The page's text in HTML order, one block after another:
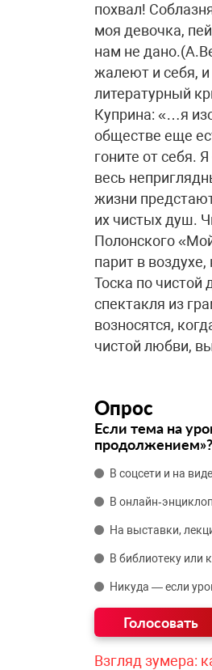
похвал!
моя девочка,
нам не
жалеют и себя, и
литературный
Куприна: «…я
обществе еще
гоните от себя.
весь
жизни
их чистых душ.
Полонского
парит в
Тоска по чистой
спектакля из
возносятся,
чистой любви,
Опрос
Если тема на
продолжением»?
В соцсети и на
В
На выставки,
В библиотеку или
Никуда — если
Взгляд зумера: